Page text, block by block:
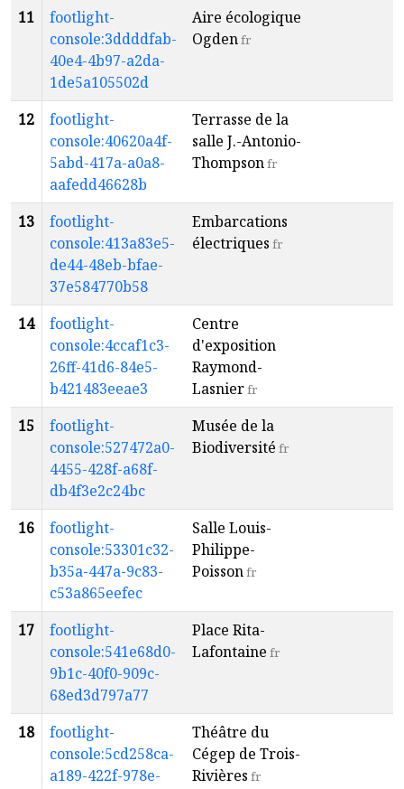
11
footlight-
console:3ddddfab-
40e4-4b97-a2da-
1de5a105502d
Aire écologique
Ogdenfr
12
footlight-
console:40620a4f-
5abd-417a-a0a8-
aafedd46628b
Terrasse de la
salle J.-Antonio-
Thompsonfr
13
footlight-
console:413a83e5-
de44-48eb-bfae-
37e584770b58
Embarcations
électriques fr
14
footlight-
console:4ccaf1c3-
26ff-41d6-84e5-
b421483eeae3
Centre
d'exposition
Raymond-
Lasnierfr
15
footlight-
console:527472a0-
4455-428f-a68f-
db4f3e2c24bc
Musée de la
Biodiversité fr
16
footlight-
console:53301c32-
b35a-447a-9c83-
c53a865eefec
Salle Louis-
Philippe-
Poissonfr
17
footlight-
console:541e68d0-
9b1c-40f0-909c-
68ed3d797a77
Place Rita-
Lafontaine fr
18
footlight-
console:5cd258ca-
a189-422f-978e-
Théâtre du
Cégep de Trois-
Rivières fr